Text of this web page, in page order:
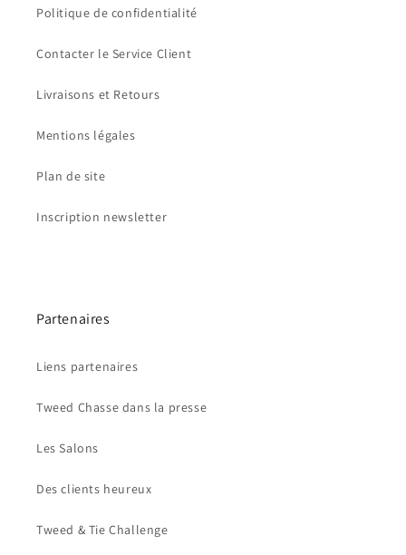
Politique de confidentialité
Contacter le Service Client
Livraisons et Retours
Mentions légales
Plan de site
Inscription newsletter
Partenaires
Liens partenaires
Tweed Chasse dans la presse
Les Salons
Des clients heureux
Tweed & Tie Challenge